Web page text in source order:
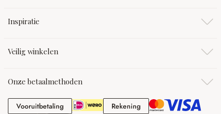
Inspiratie
Veilig winkelen
Onze betaalmethoden
VooruitbetalingVooruitbetaling RekeningRekening